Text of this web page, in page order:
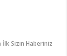
İlk Sizin Haberiniz